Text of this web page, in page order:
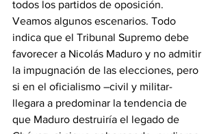
todos los partidos de oposición.
Veamos algunos escenarios. Todo
indica que el Tribunal Supremo debe
favorecer a Nicolás Maduro y no admitir
la impugnación de las elecciones, pero
si en el oficialismo –civil y militar-
llegara a predominar la tendencia de
que Maduro destruiría el legado de